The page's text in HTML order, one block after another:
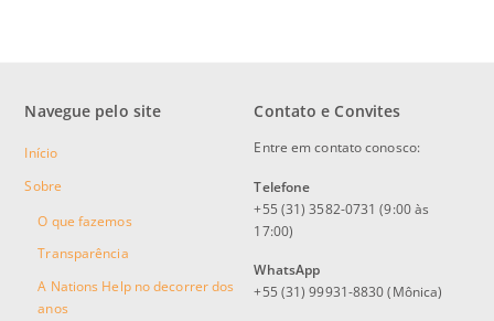
Navegue pelo site
Início
Sobre
O que fazemos
Transparência
A Nations Help no decorrer dos
anos
Contato e Convites
Entre em contato conosco:
Telefone
+55 (31) 3582-0731 (9:00 às
17:00)
WhatsApp
+55 (31) 99931-8830 (Mônica)